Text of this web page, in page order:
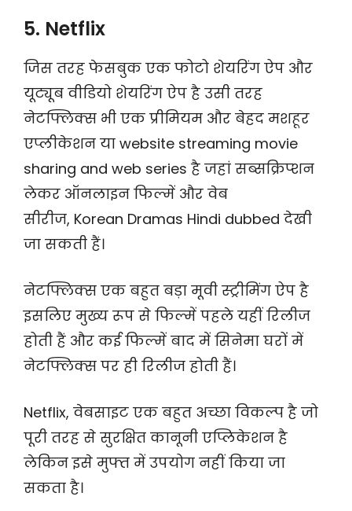
5. Netflix
जिस तरह फेसबुक एक फोटो शेयरिंग ऐप और
यूट्यूब वीडियो शेयरिंग ऐप है उसी तरह
नेटफ्लिक्स भी एक प्रीमियम और बेहद मशहूर
एप्लीकेशन या website streaming movie
sharing and web series है जहां सब्सक्रिप्शन
लेकर ऑनलाइन फिल्में और वेब
सीरीज, Korean Dramas Hindi dubbed देखी
जा सकती हैं।
नेटफ्लिक्स एक बहुत बड़ा मूवी स्ट्रीमिंग ऐप है
इसलिए मुख्य रूप से फिल्में पहले यहीं रिलीज
होती हैं और कई फिल्में बाद में सिनेमा घरों में
नेटफ्लिक्स पर ही रिलीज होती हैं।
Netflix, वेबसाइट एक बहुत अच्छा विकल्प है जो
पूरी तरह से सुरक्षित कानूनी एप्लिकेशन है
लेकिन इसे मुफ्त में उपयोग नहीं किया जा
सकता है।